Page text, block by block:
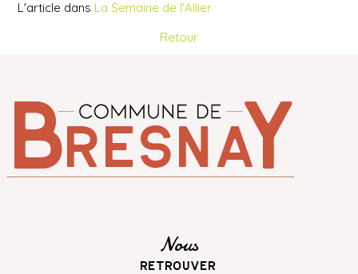
L'article dans La Semaine de l'Allier
Retour
Nous
retrouver